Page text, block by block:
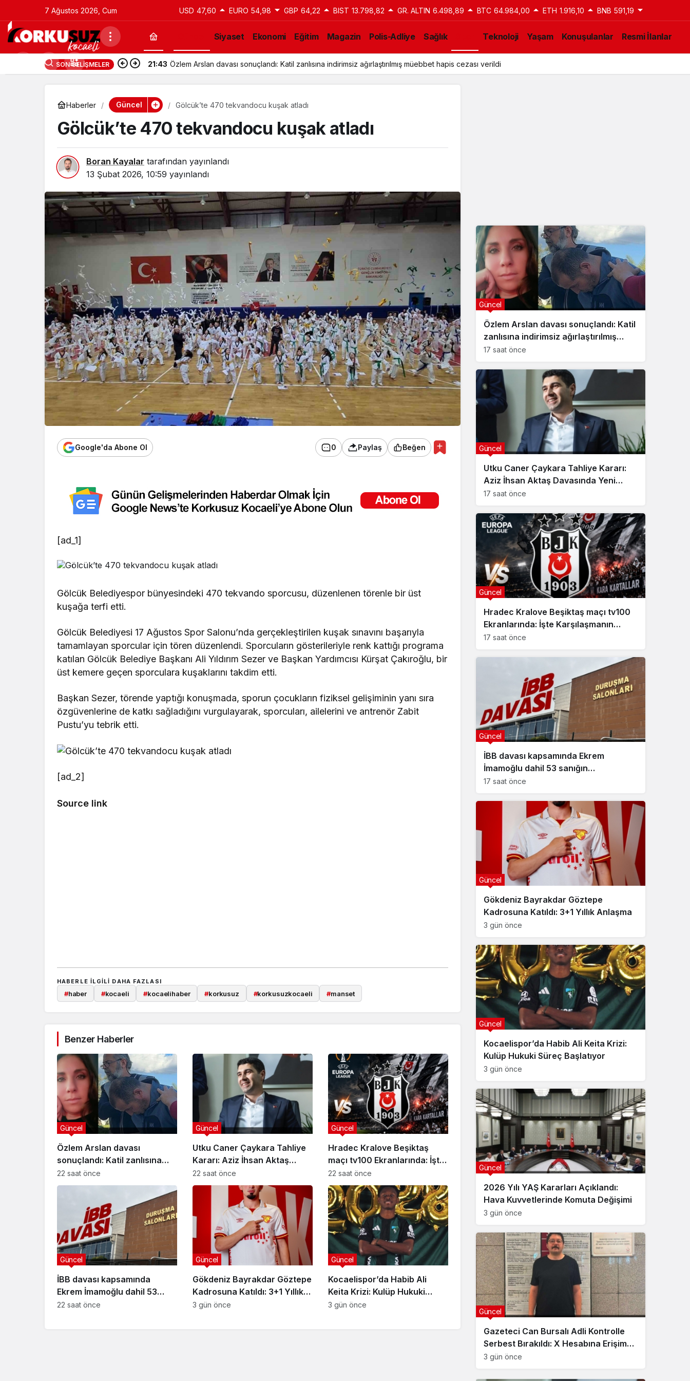
7 Ağustos 2026, Cum USD 47,60 EURO 54,98 GBP 64,22 BIST 13.798,82 GR. ALTIN 6.498,89 BTC 64.984,00 ETH 1.916,10 BNB 591,19
Siyaset Ekonomi Eğitim Magazin Polis-Adliye Sağlık Teknoloji Yaşam Konuşulanlar Resmi İlanlar
SON GELIŞMELER 21:43 Özlem Arslan davası sonuçlandı: Katil zanlısına indirimsiz ağırlaştırılmış müebbet hapis cezası verildi
Haberler Güncel Gölcük’te 470 tekvandocu kuşak atladı
Gölcük’te 470 tekvandocu kuşak atladı
Boran Kayalar tarafından yayınlandı
13 Şubat 2026, 10:59 yayınlandı
Google'da Abone Ol 0 Paylaş Beğen
[ad_1]
Gölcük Belediyespor bünyesindeki 470 tekvando sporcusu, düzenlenen törenle bir üst
kuşağa terfi etti.
Gölcük Belediyesi 17 Ağustos Spor Salonu’nda gerçekleştirilen kuşak sınavını başarıyla
tamamlayan sporcular için tören düzenlendi. Sporcuların gösterileriyle renk kattığı programa
katılan Gölcük Belediye Başkanı Ali Yıldırım Sezer ve Başkan Yardımcısı Kürşat Çakıroğlu, bir
üst kemere geçen sporculara kuşaklarını takdim etti.
Başkan Sezer, törende yaptığı konuşmada, sporun çocukların fiziksel gelişiminin yanı sıra
özgüvenlerine de katkı sağladığını vurgulayarak, sporcuları, ailelerini ve antrenör Zabit
Pustu’yu tebrik etti.
[ad_2]
Source link
HABERLE ILGILI DAHA FAZLASI
#haber #kocaeli #kocaelihaber #korkusuz #korkusuzkocaeli #manset
Benzer Haberler
Özlem Arslan davası
sonuçlandı: Katil zanlısına
indirimsiz ağırlaştırılmış
müebbet hapis cezası verildi
Güncel
22 saat önce
Utku Caner Çaykara Tahliye
Kararı: Aziz İhsan Aktaş
Davasında Yeni Gelişme
Güncel
22 saat önce
Hradec Kralove Beşiktaş
maçı tv100 Ekranlarında: İşte
Karşılaşmanın Detayları
Güncel
22 saat önce
İBB davası kapsamında
Ekrem İmamoğlu dahil 53
sanığın tutukluluğuna devam
Güncel
22 saat önce
Gökdeniz Bayrakdar Göztepe
Kadrosuna Katıldı: 3+1 Yıllık
Anlaşma
Güncel
3 gün önce
Kocaelispor’da Habib Ali
Keita Krizi: Kulüp Hukuki
Süreç Başlatıyor
Güncel
3 gün önce
Özlem Arslan davası sonuçlandı: Katil
zanlısına indirimsiz ağırlaştırılmış
müebbet hapis cezası verildi
17 saat önce
Güncel
Utku Caner Çaykara Tahliye Kararı:
Aziz İhsan Aktaş Davasında Yeni
Gelişme
17 saat önce
Güncel
Hradec Kralove Beşiktaş maçı tv100
Ekranlarında: İşte Karşılaşmanın
Detayları
17 saat önce
Güncel
İBB davası kapsamında Ekrem
İmamoğlu dahil 53 sanığın
tutukluluğuna devam kararı
17 saat önce
Güncel
Gökdeniz Bayrakdar Göztepe
Kadrosuna Katıldı: 3+1 Yıllık Anlaşma
3 gün önce
Güncel
Kocaelispor’da Habib Ali Keita Krizi:
Kulüp Hukuki Süreç Başlatıyor
3 gün önce
Güncel
2026 Yılı YAŞ Kararları Açıklandı:
Hava Kuvvetlerinde Komuta Değişimi
3 gün önce
Güncel
Gazeteci Can Bursalı Adli Kontrolle
Serbest Bırakıldı: X Hesabına Erişim
Engeli Getirildi
3 gün önce
Güncel